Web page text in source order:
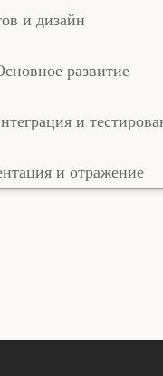
и дизайн
развитие
и
и отражение